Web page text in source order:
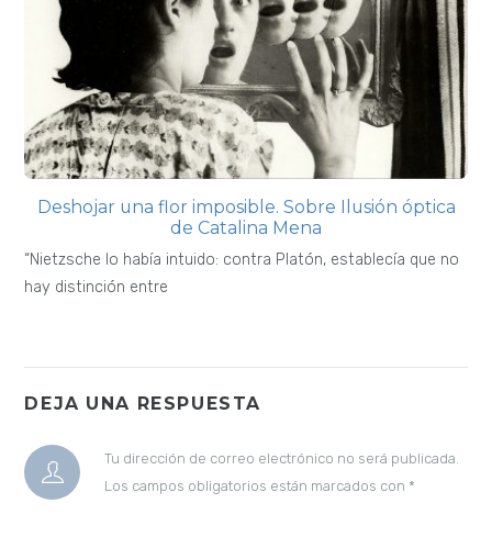
Deshojar una flor imposible. Sobre Ilusión óptica
de Catalina Mena
“Nietzsche lo había intuido: contra Platón, establecía que no
hay distinción entre
DEJA UNA RESPUESTA
Tu dirección de correo electrónico no será publicada.
Los campos obligatorios están marcados con *